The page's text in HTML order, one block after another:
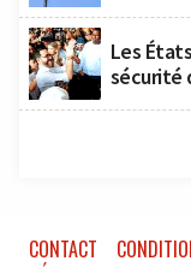
Les
sécurité
CONTACT